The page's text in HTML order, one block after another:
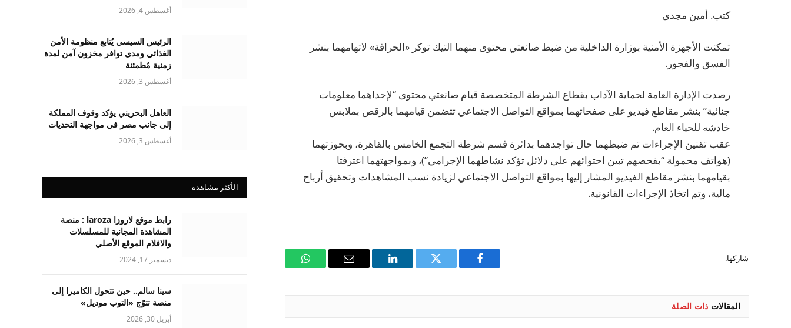
كتب. أمين مجدى
تمكنت الأجهزة الأمنية بوزارة الداخلية من ضبط صانعتي محتوى منهما التيك توكر «الحراقة» لاتهامهما بنشر
الفسق والفجور.
رصدت الإدارة العامة لحماية الآداب بقطاع الشرطة المتخصصة قيام صانعتي محتوى “لإحداهما معلومات
جنائية” بنشر مقاطع فيديو على صفحاتهما بمواقع التواصل الاجتماعي تتضمن قيامهما بالرقص بملابس
خادشه للحياء العام.
عقب تقنين الإجراءات تم ضبطهما حال تواجدهما بدائرة قسم شرطة التجمع الخامس بالقاهرة، وبحوزتهما
(هواتف محمولة “بفحصهم تبين احتوائهم على دلائل تؤكد نشاطهما الإجرامي”)، وبمواجهتهما اعترفتا
بقيامهما بنشر مقاطع الفيديو المشار إليها بمواقع التواصل الاجتماعي لزيادة نسب المشاهدات وتحقيق أرباح
مالية، وتم اتخاذ الإجراءات القانونية.
شاركها.
فيسبوك
تويتر لينكدإن
البريد
واتساب
المقالات ذات الصلة
أغسطس 4, 2026
الرئيس السيسي يُتابع منظومة الأمن
الغذائي ومدى توافر مخزون آمن لمدة
زمنية مُطمئنة
أغسطس 3, 2026
العاهل البحريني يؤكد وقوف المملكة
إلى جانب مصر في مواجهة التحديات
أغسطس 3, 2026
الأكثر مشاهدة
رابط موقع لاروزا laroza : منصة
المشاهدة المجانية للمسلسلات
والافلام الموقع الأصلي
ديسمبر 17, 2024
سينا سالم.. حين تتحول الكاميرا إلى
منصة تتوّج «التوب موديل»
أبريل 30, 2026